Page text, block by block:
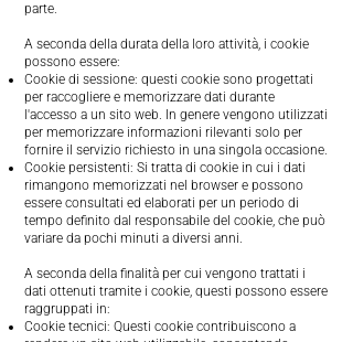
parte.
A seconda della durata della loro attività, i cookie
possono essere:
Cookie di sessione: questi cookie sono progettati
per raccogliere e memorizzare dati durante
l'accesso a un sito web. In genere vengono utilizzati
per memorizzare informazioni rilevanti solo per
fornire il servizio richiesto in una singola occasione.
Cookie persistenti: Si tratta di cookie in cui i dati
rimangono memorizzati nel browser e possono
essere consultati ed elaborati per un periodo di
tempo definito dal responsabile del cookie, che può
variare da pochi minuti a diversi anni.
A seconda della finalità per cui vengono trattati i
dati ottenuti tramite i cookie, questi possono essere
raggruppati in:
Cookie tecnici: Questi cookie contribuiscono a